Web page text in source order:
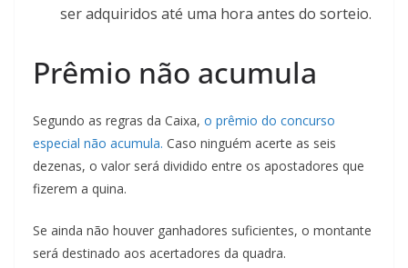
ser adquiridos até uma hora antes do sorteio.
Prêmio não acumula
Segundo as regras da Caixa, o prêmio do concurso
especial não acumula. Caso ninguém acerte as seis
dezenas, o valor será dividido entre os apostadores que
fizerem a quina.
Se ainda não houver ganhadores suficientes, o montante
será destinado aos acertadores da quadra.